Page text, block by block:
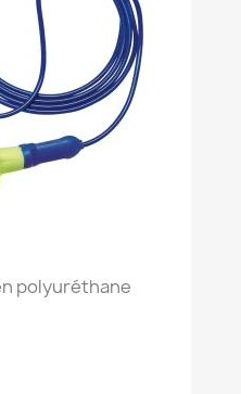
polyuréthane